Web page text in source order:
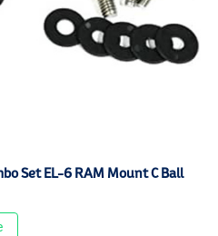
Set EL-6 RAM Mount C Ball